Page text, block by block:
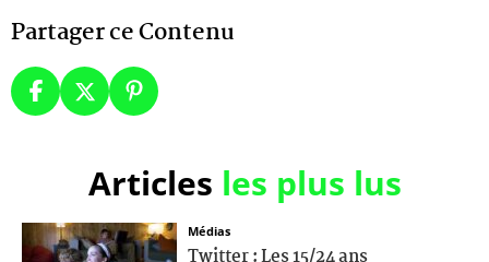
Partager ce Contenu
Articles les plus lus
Médias